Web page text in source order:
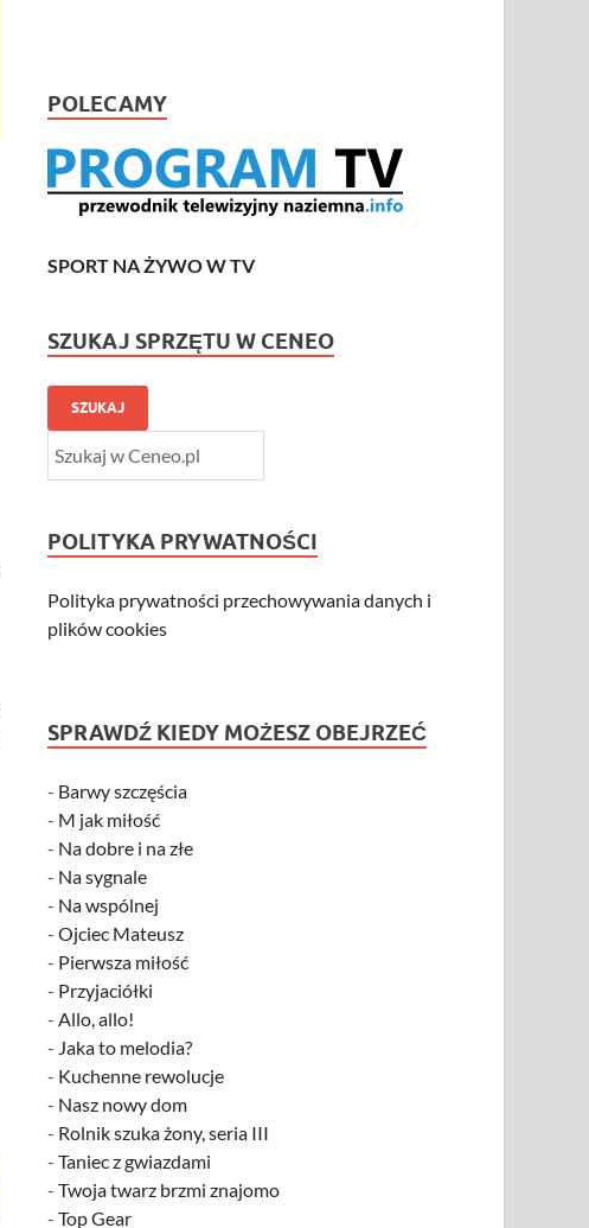
POLECAMY
SPORT NA ŻYWO W TV
SZUKAJ SPRZĘTU W CENEO
SZUKAJ
POLITYKA PRYWATNOŚCI
Polityka prywatności przechowywania danych i
plików cookies
SPRAWDŹ KIEDY MOŻESZ OBEJRZEĆ
- Barwy szczęścia
- M jak miłość
- Na dobre i na złe
- Na sygnale
- Na wspólnej
-Ojciec Mateusz
- Pierwsza miłość
- Przyjaciółki
-Allo, allo!
- Jaka to melodia?
- Kuchenne rewolucje
- Nasz nowy dom
- Rolnik szuka żony, seria III
-Taniec z gwiazdami
-Twoja twarz brzmi znajomo
-Top Gear